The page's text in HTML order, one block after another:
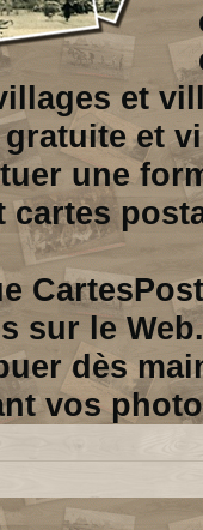
et
et
une
sur le Web.
dès
vos